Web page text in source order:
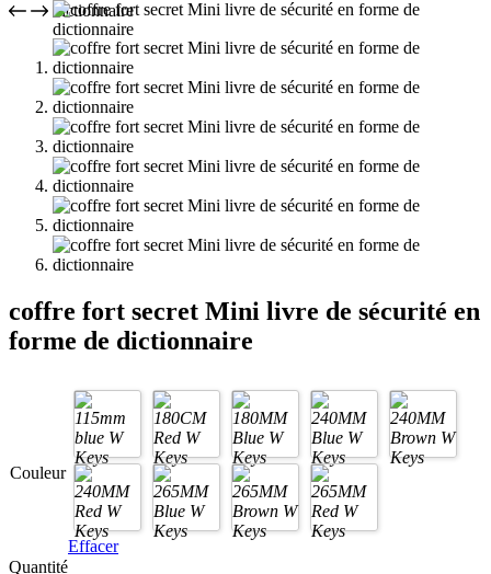
coffre fort secret Mini livre de sécurité en
forme de dictionnaire
Couleur
Effacer
Quantité